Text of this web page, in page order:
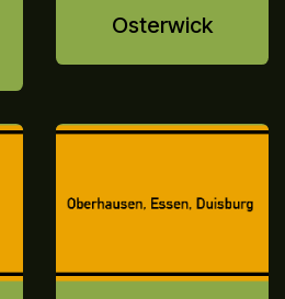
Osterwick